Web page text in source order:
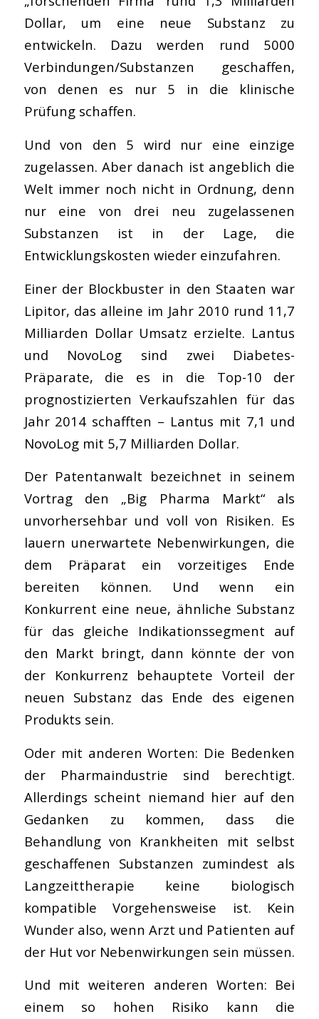
Dollar, um eine neue Substanz zu
entwickeln. Dazu werden rund 5000
Verbindungen/Substanzen geschaffen,
von denen es nur 5 in die klinische
Prüfung schaffen.
Und von den 5 wird nur eine einzige
zugelassen. Aber danach ist angeblich die
Welt immer noch nicht in Ordnung, denn
nur eine von drei neu zugelassenen
Substanzen ist in der Lage, die
Entwicklungskosten wieder einzufahren.
Einer der Blockbuster in den Staaten war
Lipitor, das alleine im Jahr 2010 rund 11,7
Milliarden Dollar Umsatz erzielte. Lantus
und NovoLog sind zwei Diabetes-
Präparate, die es in die Top-10 der
prognostizierten Verkaufszahlen für das
Jahr 2014 schafften – Lantus mit 7,1 und
NovoLog mit 5,7 Milliarden Dollar.
Der Patentanwalt bezeichnet in seinem
Vortrag den „Big Pharma Markt“ als
unvorhersehbar und voll von Risiken. Es
lauern unerwartete Nebenwirkungen, die
dem Präparat ein vorzeitiges Ende
bereiten können. Und wenn ein
Konkurrent eine neue, ähnliche Substanz
für das gleiche Indikationssegment auf
den Markt bringt, dann könnte der von
der Konkurrenz behauptete Vorteil der
neuen Substanz das Ende des eigenen
Produkts sein.
Oder mit anderen Worten: Die Bedenken
der Pharmaindustrie sind berechtigt.
Allerdings scheint niemand hier auf den
Gedanken zu kommen, dass die
Behandlung von Krankheiten mit selbst
geschaffenen Substanzen zumindest als
Langzeittherapie keine biologisch
kompatible Vorgehensweise ist. Kein
Wunder also, wenn Arzt und Patienten auf
der Hut vor Nebenwirkungen sein müssen.
Und mit weiteren anderen Worten: Bei
einem so hohen Risiko kann die